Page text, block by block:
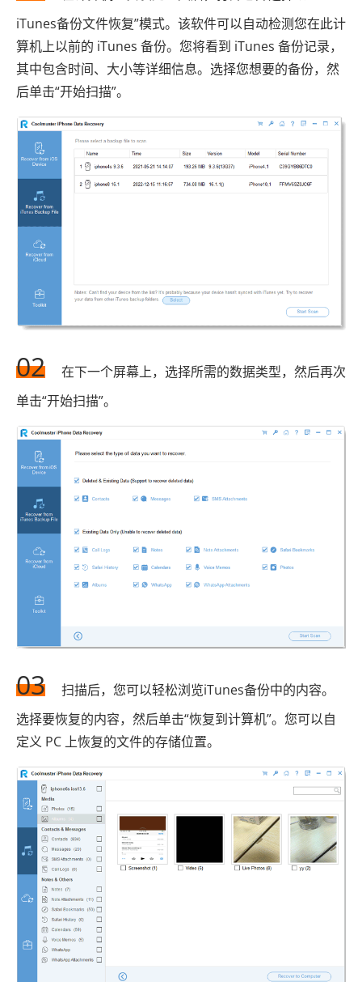
iTunes备份文件恢复”模式。该软件可以自动检测您在此计
算机上以前的 iTunes 备份。您将看到 iTunes 备份记录，
其中包含时间、大小等详细信息。选择您想要的备份，然
后单击“开始扫描”。
02
在下一个屏幕上，选择所需的数据类型，然后再次
单击“开始扫描”。
03
扫描后，您可以轻松浏览iTunes备份中的内容。
选择要恢复的内容，然后单击“恢复到计算机”。您可以自
定义 PC 上恢复的文件的存储位置。